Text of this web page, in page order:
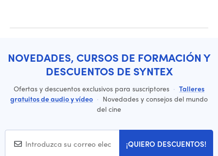
NOVEDADES, CURSOS DE FORMACIÓN Y
DESCUENTOS DE SYNTEX
Ofertas y descuentos exclusivos para suscriptores · Talleres
gratuitos de audio y vídeo · Novedades y consejos del mundo
del cine
¡QUIERO DESCUENTOS!